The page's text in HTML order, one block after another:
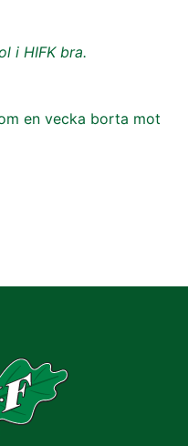
i HIFK bra.
en vecka borta mot